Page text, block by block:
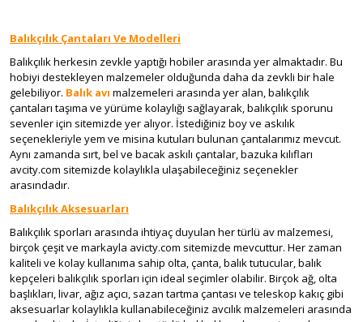
Balıkçılık Çantaları Ve Modelleri
Balıkçılık herkesin zevkle yaptığı hobiler arasında yer almaktadır. Bu
hobiyi destekleyen malzemeler olduğunda daha da zevkli bir hale
gelebiliyor. Balık avı malzemeleri arasında yer alan, balıkçılık
çantaları taşıma ve yürüme kolaylığı sağlayarak, balıkçılık sporunu
sevenler için sitemizde yer alıyor. İstediğiniz boy ve askılık
seçenekleriyle yem ve misina kutuları bulunan çantalarımız mevcut.
Aynı zamanda sırt, bel ve bacak askılı çantalar, bazuka kılıfları
avcity.com sitemizde kolaylıkla ulaşabileceğiniz seçenekler
arasındadır.
Balıkçılık Aksesuarları
Balıkçılık sporları arasında ihtiyaç duyulan her türlü av malzemesi,
birçok çeşit ve markayla avicty.com sitemizde mevcuttur. Her zaman
kaliteli ve kolay kullanıma sahip olta, çanta, balık tutucular, balık
kepçeleri balıkçılık sporları için ideal seçimler olabilir. Birçok ağ, olta
başlıkları, livar, ağız açıcı, sazan tartma çantası ve teleskop kakıç gibi
aksesuarlar kolaylıkla kullanabileceğiniz avcılık malzemeleri arasında